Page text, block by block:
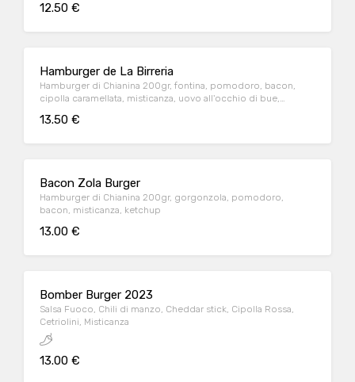
12.50 €
Hamburger de La Birreria
Hamburger di Chianina 200gr, fontina, pomodoro, bacon,
cipolla caramellata, misticanza, uovo all'occhio di bue,
13.50 €
Bacon Zola Burger
Hamburger di Chianina 200gr, gorgonzola, pomodoro,
bacon, misticanza, ketchup
13.00 €
Bomber Burger 2023
Salsa Fuoco, Chili di manzo, Cheddar stick, Cipolla Rossa,
Cetriolini, Misticanza
13.00 €